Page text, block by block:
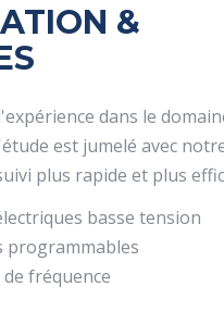
&
dans le
est jumelé avec
plus rapide et plus
basse tension
programmables
fréquence